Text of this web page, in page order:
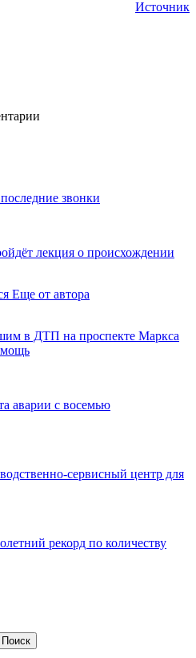
Источник
звонки
лекция о происхождении
Еще от автора
в ДТП на проспекте Маркса
аварии с восемью
сервисный центр для
рекорд по количеству